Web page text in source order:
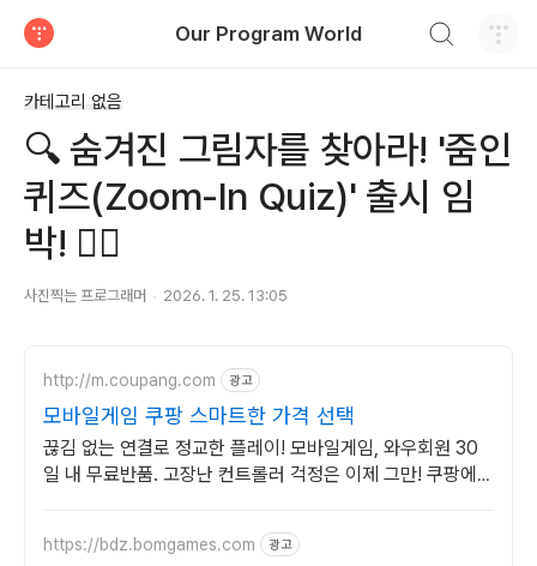
Our Program World
카테고리 없음
🔍 숨겨진 그림자를 찾아라! '줌인
퀴즈(Zoom-In Quiz)' 출시 임
박! 🕵️‍♀️
사진찍는 프로그래머 2026. 1. 25. 13:05
http://m.coupang.com 광고
모바일게임 쿠팡 스마트한 가격 선택
끊김 없는 연결로 정교한 플레이! 모바일게임, 와우회원 30
일 내 무료반품. 고장난 컨트롤러 걱정은 이제 그만! 쿠팡에서
https://bdz.bomgames.com 광고